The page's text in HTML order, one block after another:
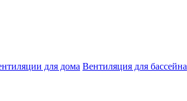
для дома Вентиляция для бассейна